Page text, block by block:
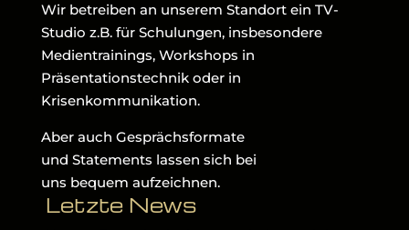
Wir betreiben an unserem Standort ein TV-
Studio z.B. für Schulungen, insbesondere
Medientrainings, Workshops in
Präsentationstechnik oder in
Krisenkommunikation.
Aber auch Gesprächsformate
und Statements lassen sich bei
uns bequem aufzeichnen.
Letzte News